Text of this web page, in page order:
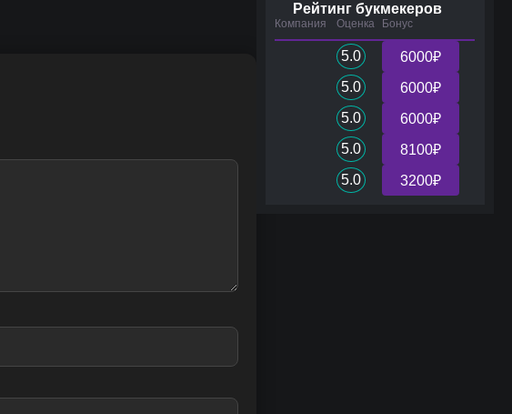
Рейтинг букмекеров
Компания Оценка Бонус
5.0
6000₽
5.0
6000₽
5.0
6000₽
5.0
8100₽
5.0
3200₽